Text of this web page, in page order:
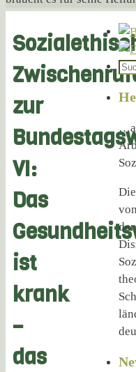
zur
VI:
Das
ist
krank
–
das